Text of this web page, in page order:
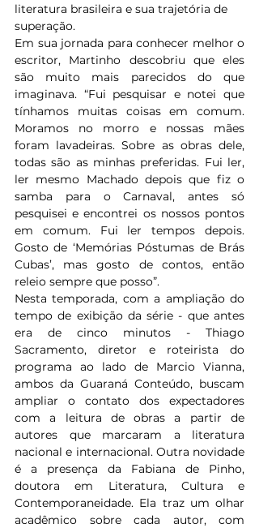
literatura brasileira e sua trajetória de
superação.
Em sua jornada para conhecer melhor o
escritor, Martinho descobriu que eles
são muito mais parecidos do que
imaginava. “Fui pesquisar e notei que
tínhamos muitas coisas em comum.
Moramos no morro e nossas mães
foram lavadeiras. Sobre as obras dele,
todas são as minhas preferidas. Fui ler,
ler mesmo Machado depois que fiz o
samba para o Carnaval, antes só
pesquisei e encontrei os nossos pontos
em comum. Fui ler tempos depois.
Gosto de ‘Memórias Póstumas de Brás
Cubas’, mas gosto de contos, então
releio sempre que posso”.
Nesta temporada, com a ampliação do
tempo de exibição da série - que antes
era de cinco minutos - Thiago
Sacramento, diretor e roteirista do
programa ao lado de Marcio Vianna,
ambos da Guaraná Conteúdo, buscam
ampliar o contato dos expectadores
com a leitura de obras a partir de
autores que marcaram a literatura
nacional e internacional. Outra novidade
é a presença da Fabiana de Pinho,
doutora em Literatura, Cultura e
Contemporaneidade. Ela traz um olhar
acadêmico sobre cada autor, com